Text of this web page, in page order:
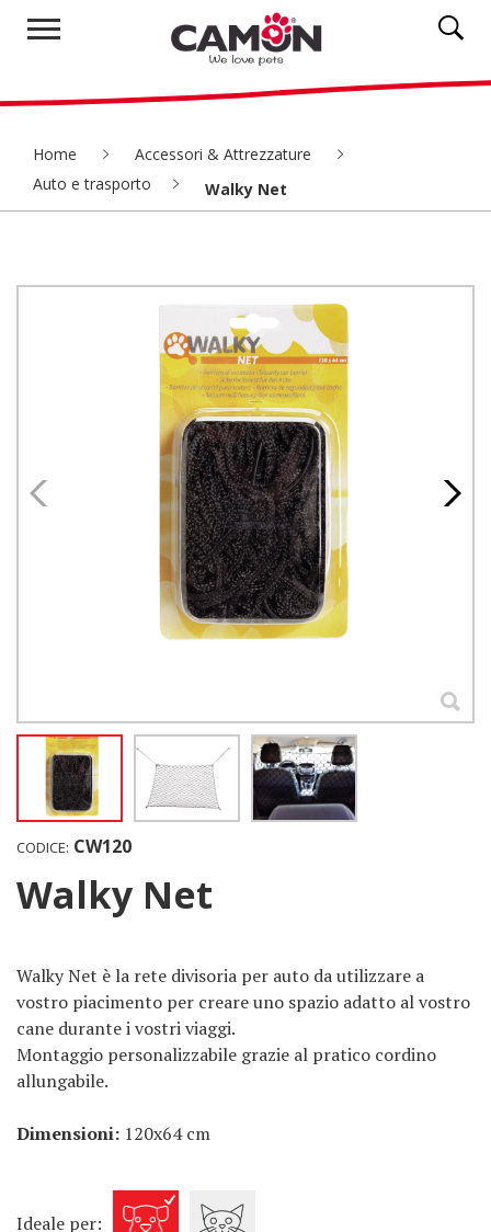
Home
Accessori & Attrezzature
Auto e trasporto
Walky Net
CODICE: CW120
Walky Net
Walky Net è la rete divisoria per auto da utilizzare a
vostro piacimento per creare uno spazio adatto al vostro
cane durante i vostri viaggi.
Montaggio personalizzabile grazie al pratico cordino
allungabile.
Dimensioni: 120x64 cm
Ideale per: